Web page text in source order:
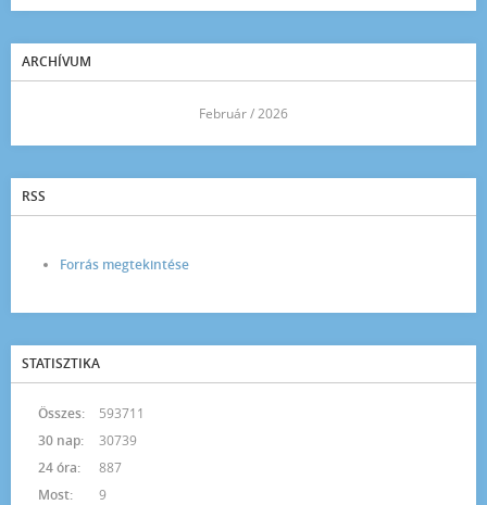
ARCHÍVUM
Február / 2026
RSS
Forrás megtekintése
STATISZTIKA
Most: 9
Összes:
593711
30 nap:
30739
24 óra:
887